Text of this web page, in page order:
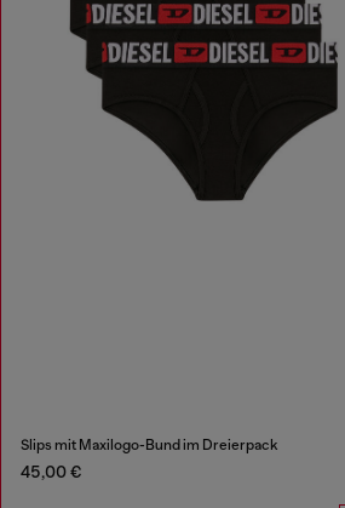
Slips mit Maxilogo-Bund im Dreierpack
45,00 €